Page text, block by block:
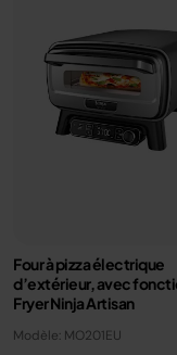
Four à pizza électrique
d’extérieur, avec
Fryer Ninja Artisan
Modèle: MO201EU